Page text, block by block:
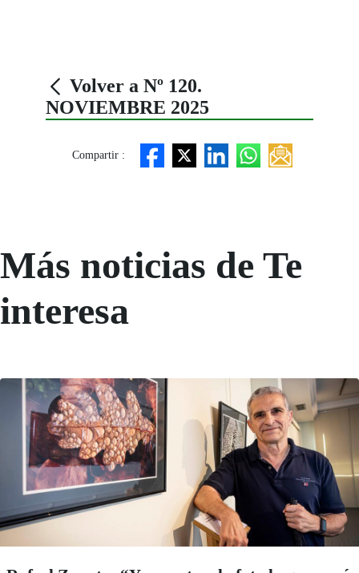
Volver a Nº 120.
NOVIEMBRE 2025
Compartir :
Más noticias de Te
interesa